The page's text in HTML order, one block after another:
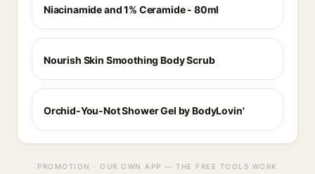
Niacinamide and 1% Ceramide - 80ml
Nourish Skin Smoothing Body Scrub
Orchid-You-Not Shower Gel by BodyLovin'
PROMOTION · OUR OWN APP — THE FREE TOOLS WORK